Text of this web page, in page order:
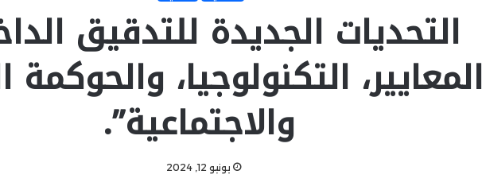
التحديات الجديدة للتدقيق
المعايير، التكنولوجيا، والحوكمة
والاجتماعية”.
يونيو 12, 2024